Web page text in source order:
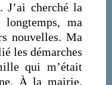
J’ai cherché la
ma
nouvelles. Ma
les démarches
qui m’était
À la mairie,